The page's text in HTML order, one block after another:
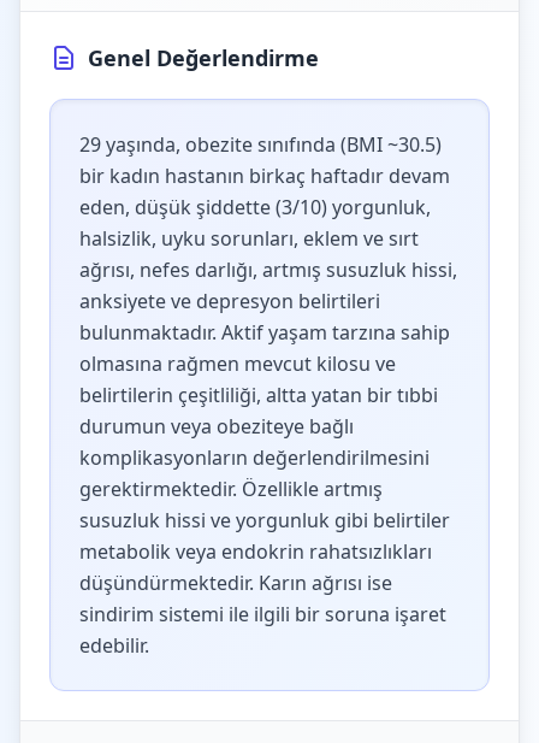
Genel Değerlendirme
29 yaşında, obezite sınıfında (BMI ~30.5)
bir kadın hastanın birkaç haftadır devam
eden, düşük şiddette (3/10) yorgunluk,
halsizlik, uyku sorunları, eklem ve sırt
ağrısı, nefes darlığı, artmış susuzluk hissi,
anksiyete ve depresyon belirtileri
bulunmaktadır. Aktif yaşam tarzına sahip
olmasına rağmen mevcut kilosu ve
belirtilerin çeşitliliği, altta yatan bir tıbbi
durumun veya obeziteye bağlı
komplikasyonların değerlendirilmesini
gerektirmektedir. Özellikle artmış
susuzluk hissi ve yorgunluk gibi belirtiler
metabolik veya endokrin rahatsızlıkları
düşündürmektedir. Karın ağrısı ise
sindirim sistemi ile ilgili bir soruna işaret
edebilir.